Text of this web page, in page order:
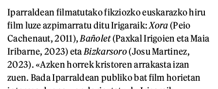
Iparraldean filmatutako fikziozko euskarazko hiru
film luze azpimarratu ditu Irigaraik:Xora (Peio
Cachenaut, 2011), Bañolet(Paxkal Irigoien eta Maia
Iribarne, 2023) eta Bizkarsoro(Josu Martinez,
2023). «Azken horrek kristoren arrakasta izan
zuen. Bada Iparraldean publiko bat film horietan